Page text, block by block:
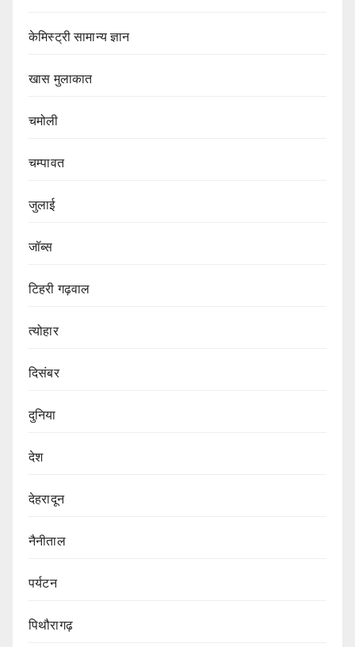
केमिस्ट्री सामान्य ज्ञान
खास मुलाकात
चमोली
चम्पावत
जुलाई
जॉब्स
टिहरी गढ़वाल
त्योहार
दिसंबर
दुनिया
देश
देहरादून
नैनीताल
पर्यटन
पिथौरागढ़